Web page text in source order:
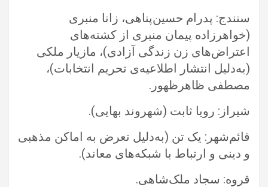
سنندج: پدرام حسین‌پناهی، زانا منبری
(خواهرزاده پیمان منبری از کشته‌های
اعتراض‌های زن زندگی آزادی)، مازیار ملکی
(به‌دلیل انتشار ‏اطلاعیه‌ی تحریم انتخابات)،
مصطفی ظاهرظهور.‏
شیراز: رویا ثابت (شهروند بهایی).‏
قائم‌شهر: یک تن (به‌دلیل تعرض به اماکن مذهبی
و دینی و ارتباط با شبکه‌های معاند).‏
قروه: سجاد ملک‌شاهی.‏